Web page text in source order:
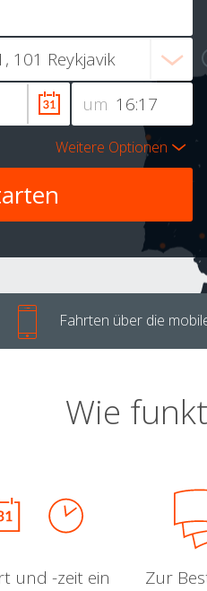
um
Weitere Optionen
Fahrten über die
Wie
und -zeit ein
Zur